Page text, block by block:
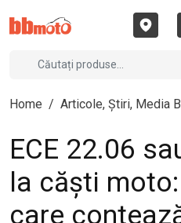
Home / Articole, Știri, Media
ECE 22.06
la căști
care